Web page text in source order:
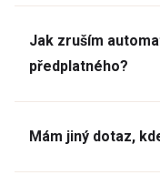
Jak zruším
předplatného?
Mám jiný dotaz,